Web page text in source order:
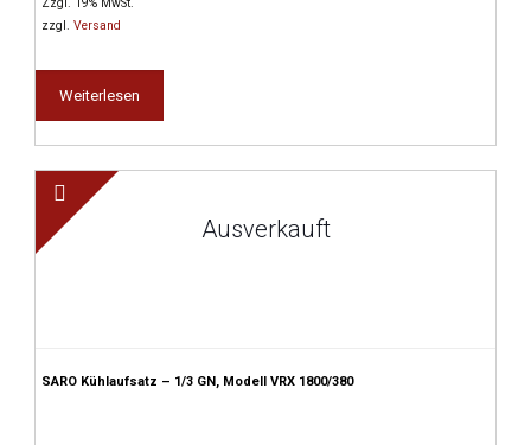
war:
ist:
zzgl.Versand
Weiterlesen
Ausverkauft
SARO Kühlaufsatz – 1/3 GN, Modell VRX 1800/380